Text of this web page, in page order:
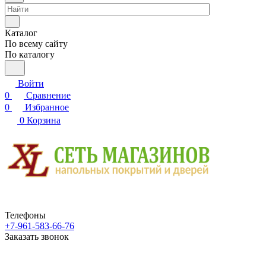
Каталог
По всему сайту
По каталогу
Войти
0
Сравнение
0
Избранное
0 Корзина
Телефоны
+7-961-583-66-76
Заказать звонок